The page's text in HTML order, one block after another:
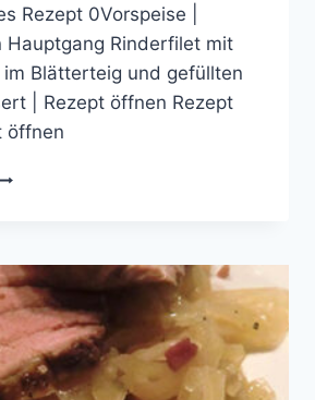
Rezept 0Vorspeise |
Hauptgang Rinderfilet mit
im Blätterteig und gefüllten
| Rezept öffnen Rezept
öffnen